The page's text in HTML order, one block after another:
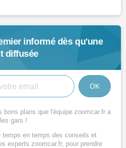
informé dès qu'une
diffusée
OK
bons plans que l'équipe zoomcar.fr a
gars !
temps en temps des conseils et
experts zoomcar.fr, pour prendre